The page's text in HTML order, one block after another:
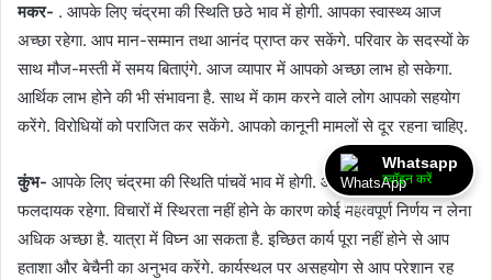
मकर- . आपके लिए चंद्रमा की स्थिति छठे भाव में होगी. आपका स्वास्थ्य आज
अच्छा रहेगा. आप मान-सम्मान तथा आनंद प्राप्त कर सकेंगे. परिवार के सदस्यों के
साथ मौज-मस्ती में समय बिताएंगे. आज व्यापार में आपको अच्छा लाभ हो सकेगा.
आर्थिक लाभ होने की भी संभावना है. साथ में काम करने वाले लोग आपको सहयोग
करेंगे. विरोधियों को पराजित कर सकेंगे. आपको कानूनी मामलों से दूर रहना चाहिए.
कुंभ- आपके लिए चंद्रमा की स्थिति पांचवें भाव में होगी. आपका दिन मिश्रित
फलदायक रहेगा. विचारों में स्थिरता नहीं होने के कारण कोई महत्वपूर्ण निर्णय न लेना
अधिक अच्छा है. यात्रा में विघ्न आ सकता है. इच्छित कार्य पूरा नहीं होने से आप
हताशा और बेचैनी का अनुभव करेंगे. कार्यस्थल पर असहयोग से आप परेशान रह
Whatsapp
ज्वॉइन करें